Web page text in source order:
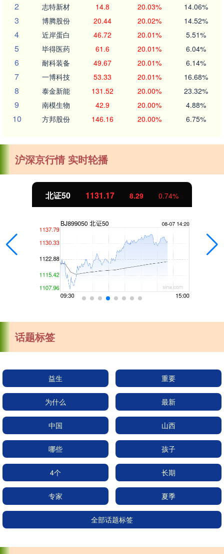
2 志特新材 14.8 20.03% 14.06%
3 博腾股份 20.44 20.02% 14.52%
4 近岸蛋白 46.72 20.01% 5.51%
5 毕得医药 61.6 20.01% 6.04%
6 耐科装备 49.67 20.01% 6.14%
7 一博科技 53.33 20.01% 16.68%
8 泰金新能 131.52 20.00% 23.32%
9 南模生物 42.9 20.00% 4.88%
10 方邦股份 146.16 20.00% 6.75%
沪深京行情 实时轮播
北证50 1131.04 8.16 0.73%
话题标签
益生 重要
为什么 最新
中国 山西
哪些 孩子
4个 长期
专家 夏季
全部话题标签